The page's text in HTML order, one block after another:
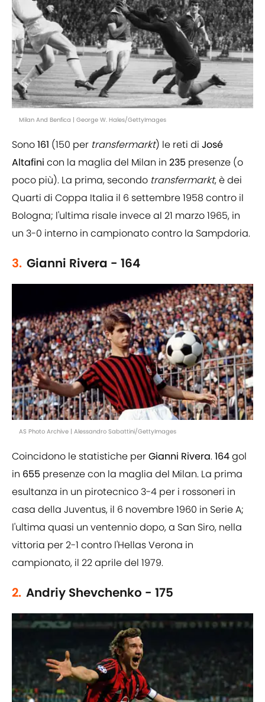
Milan And Benfica | George W. Hales/GettyImages
Sono161 (150 per transfermarkt) le reti di José
Altafini con la maglia del Milan in 235 presenze (o
poco più). La prima, secondo transfermarkt, è dei
Quarti di Coppa Italia il 6 settembre 1958 contro il
Bologna; l'ultima risale invece al 21 marzo 1965, in
un 3-0 interno in campionato contro la Sampdoria.
3. Gianni Rivera - 164
AS Photo Archive | Alessandro Sabattini/GettyImages
Coincidono le statistiche perGianni Rivera.164gol
in 655 presenze con la maglia del Milan. La prima
esultanza in un pirotecnico 3-4 per i rossoneri in
casa della Juventus, il 6 novembre 1960 in Serie A;
l'ultima quasi un ventennio dopo, a San Siro, nella
vittoria per 2-1 contro l'Hellas Verona in
campionato, il 22 aprile del 1979.
2. Andriy Shevchenko - 175